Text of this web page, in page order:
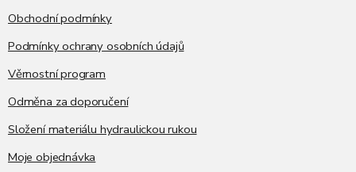
Obchodní podmínky
Podmínky ochrany osobních údajů
Věrnostní program
Odměna za doporučení
Složení materiálu hydraulickou rukou
Moje objednávka